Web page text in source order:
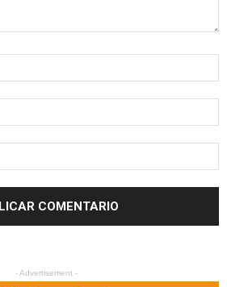
- Advertisement -